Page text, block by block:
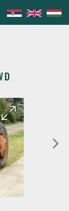
arrow_forward
arrow_forward_ios